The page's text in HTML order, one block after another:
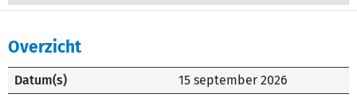
Overzicht
Datum(s)
15 september 2026